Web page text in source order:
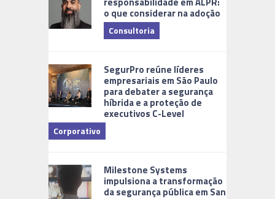
o que considerar na adoção
Consultoria
SegurPro reúne líderes
empresariais em São Paulo
para debater a segurança
híbrida e a proteção de
executivos C-Level
Corporativo
Milestone Systems
impulsiona a transformação
da segurança pública em San